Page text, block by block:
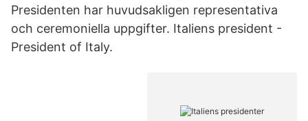
Presidenten har huvudsakligen representativa
och ceremoniella uppgifter. Italiens president -
President of Italy.